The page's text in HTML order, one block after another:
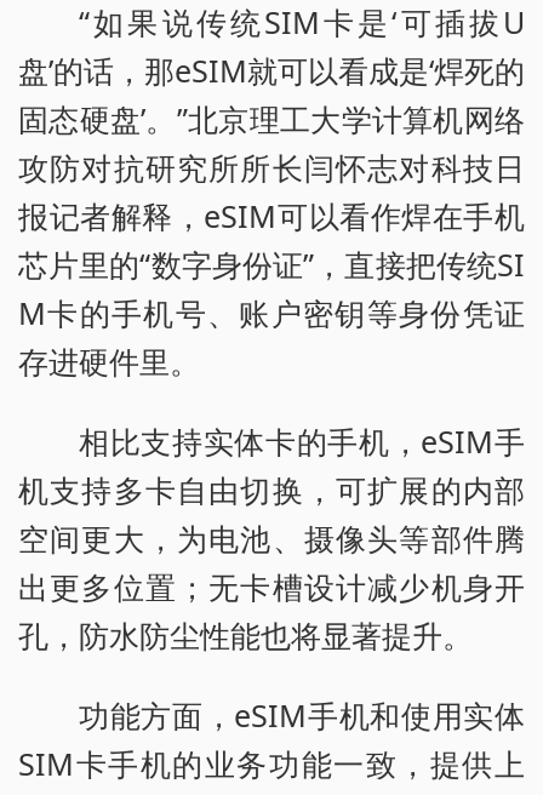
“如果说传统SIM卡是‘可插拔U
盘’的话，那eSIM就可以看成是‘焊死的
固态硬盘’。”北京理工大学计算机网络
攻防对抗研究所所长闫怀志对科技日
报记者解释，eSIM可以看作焊在手机
芯片里的“数字身份证”，直接把传统SI
M卡的手机号、账户密钥等身份凭证
存进硬件里。
相比支持实体卡的手机，eSIM手
机支持多卡自由切换，可扩展的内部
空间更大，为电池、摄像头等部件腾
出更多位置；无卡槽设计减少机身开
孔，防水防尘性能也将显著提升。
功能方面，eSIM手机和使用实体
SIM卡手机的业务功能一致，提供上